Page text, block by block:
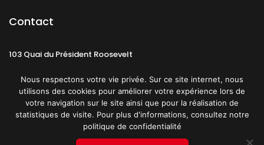
Contact
103 Quai du Président Roosevelt
CGU Politique de confidentialité
Nous respectons votre vie privée. Sur ce site internet, nous
utilisons des cookies pour améliorer votre expérience lors de
votre navigation sur le site ainsi que pour la réalisation de
statistiques de visite. Pour plus d'informations, consultez notre
politique de confidentialité